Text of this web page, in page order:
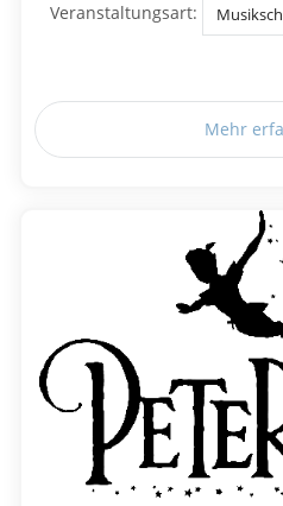
Veranstaltungsart:
Mehr